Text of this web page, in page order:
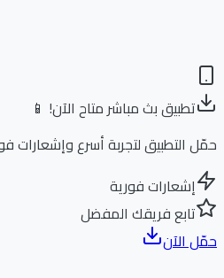
تطبيق بث مباشر متاح الآن! 📱
التطبيق لتجربة أسرع وإشعارات فورية
إشعارات فورية
تابع فريقك المفضل
الآن